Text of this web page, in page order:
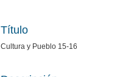
Título
Cultura y Pueblo 15-16